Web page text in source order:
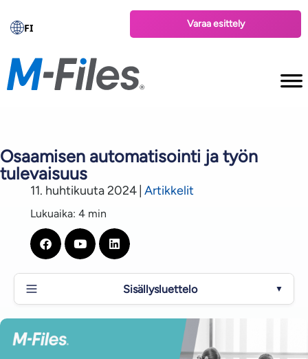
FI Varaa esittely
Osaamisen automatisointi ja työn
tulevaisuus
11. huhtikuuta 2024 Artikkelit
Lukuaika: 4 min
Sisällysluettelo ▼
Tietotyön nykytila
Tietotyön automatisointi